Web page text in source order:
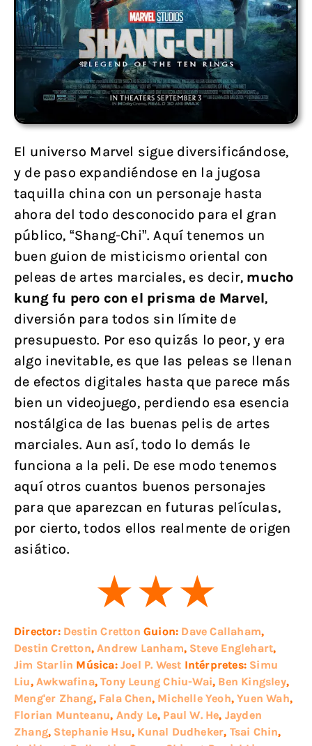
El universo Marvel sigue diversificándose,
y de paso expandiéndose en la jugosa
taquilla china con un personaje hasta
ahora del todo desconocido para el gran
público, “Shang-Chi”. Aquí tenemos un
buen guion de misticismo oriental con
peleas de artes marciales, es decir, mucho
kung fu pero con el prisma de Marvel,
diversión para todos sin límite de
presupuesto. Por eso quizás lo peor, y era
algo inevitable, es que las peleas se llenan
de efectos digitales hasta que parece más
bien un videojuego, perdiendo esa esencia
nostálgica de las buenas pelis de artes
marciales. Aun así, todo lo demás le
funciona a la peli. De ese modo tenemos
aquí otros cuantos buenos personajes
para que aparezcan en futuras películas,
por cierto, todos ellos realmente de origen
asiático.
Director: Destin Cretton Guion: Dave Callaham,
Destin Cretton,Andrew Lanham, Steve Englehart,
Jim Starlin Música:Joel P. West Intérpretes: Simu
Liu,Awkwafina,Tony Leung Chiu-Wai, Ben Kingsley,
Meng'er Zhang, Fala Chen, Michelle Yeoh,Yuen Wah,
Florian Munteanu, Andy Le, Paul W. He, Jayden
Zhang, Stephanie Hsu, Kunal Dudheker, Tsai Chin,